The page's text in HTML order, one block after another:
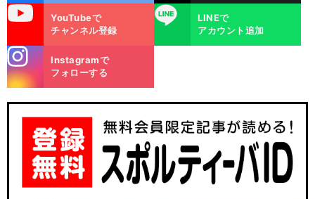
YouTubeで
チャンネル登録
LINE
LINEで
アカウント追加
m
Instagramで
フォローする